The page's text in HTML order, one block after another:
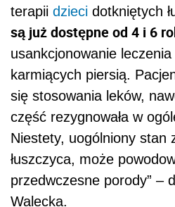
terapii dzieci dotkniętych
są już dostępne od 4 i 6
usankcjonowanie
karmiących piersią.
się stosowania leków,
część rezygnowała w
Niestety, uogólniony stan
łuszczyca, może
przedwczesne porody” –
Walecka.